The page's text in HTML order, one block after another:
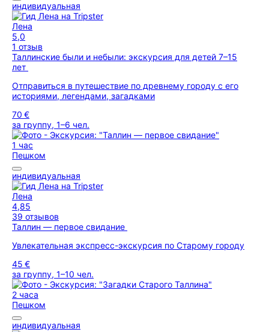
индивидуальная
Лена
5,0
1 отзыв
Таллинские были и небыли: экскурсия для детей 7–15
лет
Отправиться в путешествие по древнему городу с его
историями, легендами, загадками
70 €
за группу, 1–6 чел.
1 час
Пешком
индивидуальная
Лена
4,85
39 отзывов
Таллин — первое свидание
Увлекательная экспресс-экскурсия по Старому городу
45 €
за группу, 1–10 чел.
2 часа
Пешком
индивидуальная